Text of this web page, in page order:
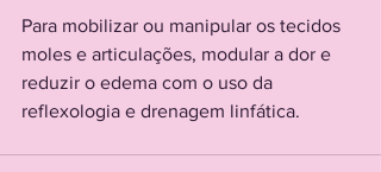
Para mobilizar ou manipular os tecidos
moles e articulações, modular a dor e
reduzir o edema com o uso da
reflexologia e drenagem linfática.